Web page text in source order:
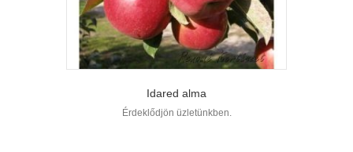
Idared alma
Érdeklődjön üzletünkben.